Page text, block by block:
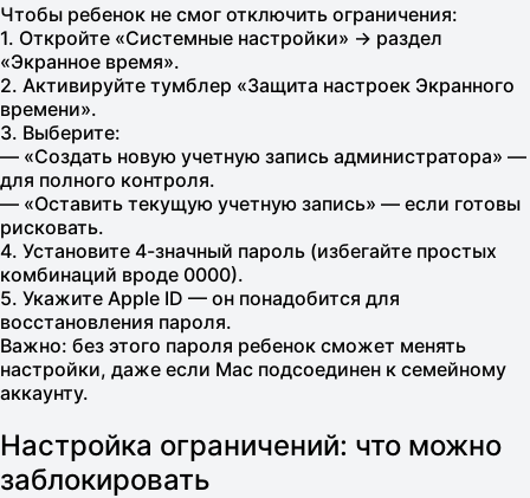
Чтобы ребенок не смог отключить ограничения:
1. Откройте «Системные настройки» → раздел
«Экранное время».
2. Активируйте тумблер «Защита настроек Экранного
времени».
3. Выберите:
— «Создать новую учетную запись администратора» —
для полного контроля.
— «Оставить текущую учетную запись» — если готовы
рисковать.
4. Установите 4-значный пароль (избегайте простых
комбинаций вроде 0000).
5. Укажите Apple ID — он понадобится для
восстановления пароля.
Важно: без этого пароля ребенок сможет менять
настройки, даже если Mac подсоединен к семейному
аккаунту.
Настройка ограничений: что можно
заблокировать